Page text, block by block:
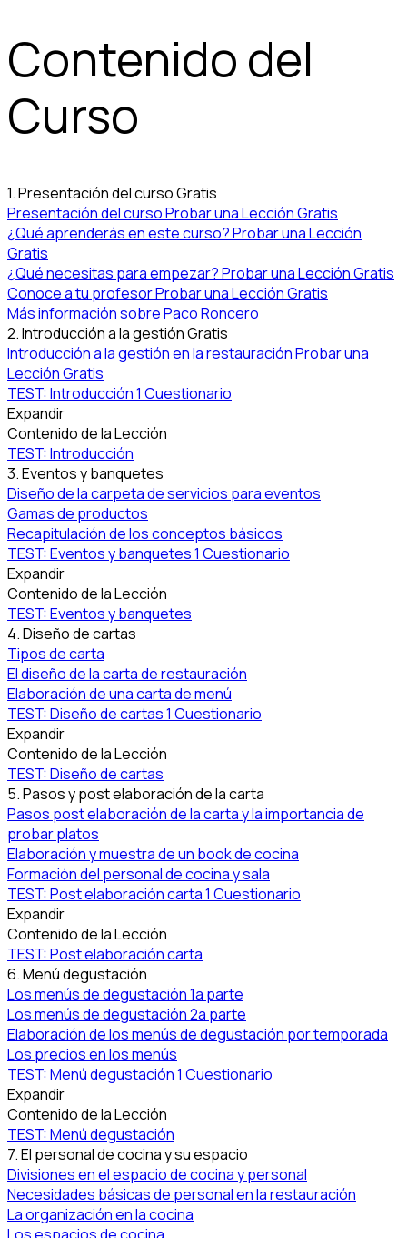
Contenido del
Curso
1. Presentación del cursoGratis
Presentación del cursoProbar una Lección Gratis
¿Qué aprenderás en este curso?Probar una Lección
Gratis
¿Qué necesitas para empezar?Probar una Lección Gratis
Conoce a tu profesorProbar una Lección Gratis
Más información sobre Paco Roncero
2. Introducción a la gestiónGratis
Introducción a la gestión en la restauraciónProbar una
Lección Gratis
TEST: Introducción1 Cuestionario
Expandir
Contenido de la Lección
TEST: Introducción
3. Eventos y banquetes
Diseño de la carpeta de servicios para eventos
Gamas de productos
Recapitulación de los conceptos básicos
TEST: Eventos y banquetes1 Cuestionario
Expandir
Contenido de la Lección
TEST: Eventos y banquetes
4. Diseño de cartas
Tipos de carta
El diseño de la carta de restauración
Elaboración de una carta de menú
TEST: Diseño de cartas1 Cuestionario
Expandir
Contenido de la Lección
TEST: Diseño de cartas
5. Pasos y post elaboración de la carta
Pasos post elaboración de la carta y la importancia de
probar platos
Elaboración y muestra de un book de cocina
Formación del personal de cocina y sala
TEST: Post elaboración carta1 Cuestionario
Expandir
Contenido de la Lección
TEST: Post elaboración carta
6. Menú degustación
Los menús de degustación 1a parte
Los menús de degustación 2a parte
Elaboración de los menús de degustación por temporada
Los precios en los menús
TEST: Menú degustación1 Cuestionario
Expandir
Contenido de la Lección
TEST: Menú degustación
7. El personal de cocina y su espacio
Divisiones en el espacio de cocina y personal
Necesidades básicas de personal en la restauración
La organización en la cocina